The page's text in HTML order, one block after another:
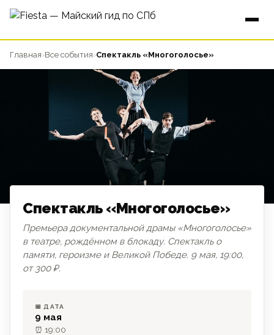
Главная›Все события›Спектакль «Многоголосье»
ДЕНЬ ПОБЕДЫ
Спектакль «Многоголосье»
Премьера документальной драмы «Многоголосье»
в театре, рождённом в блокаду. Спектакль о
памяти, героизме и Великой Победе. 9 мая, 19:00,
от 300 ₽.
📅 ДАТА
9 мая
⏰ 19:00